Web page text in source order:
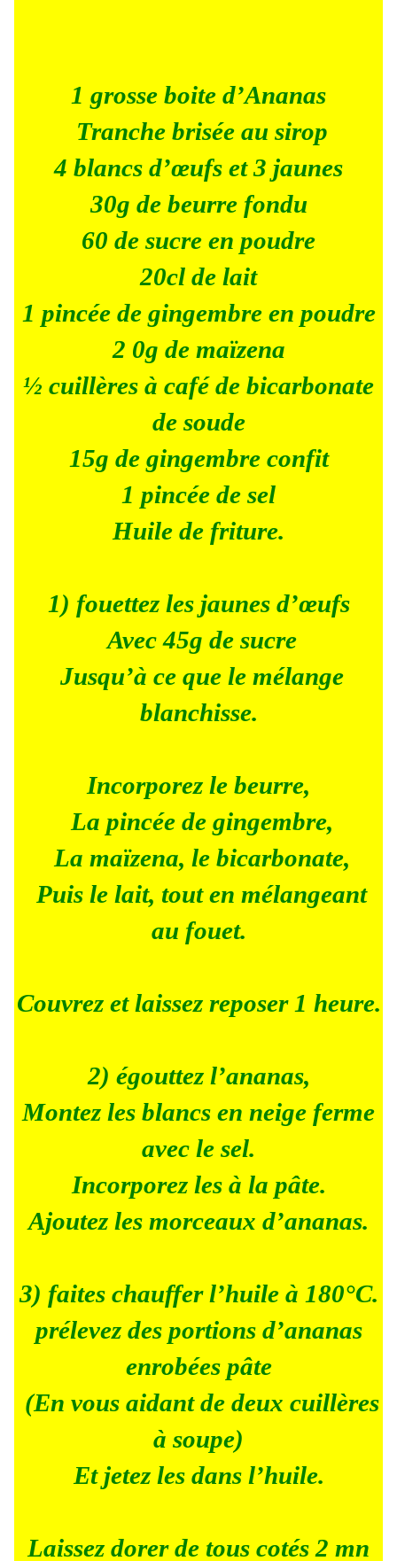
1 grosse boite d’Ananas
Tranche brisée au sirop
4 blancs d’œufs et 3 jaunes
30g de beurre fondu
60 de sucre en poudre
20cl de lait
1 pincée de gingembre en poudre
2 0g de maïzena
½ cuillères à café de bicarbonate
de soude
15g de gingembre confit
1 pincée de sel
Huile de friture.
1) fouettez les jaunes d’œufs
Avec 45g de sucre
Jusqu’à ce que le mélange
blanchisse.
Incorporez le beurre,
La pincée de gingembre,
La maïzena, le bicarbonate,
Puis le lait, tout en mélangeant
au fouet.
Couvrez et laissez reposer 1 heure.
2) égouttez l’ananas,
Montez les blancs en neige ferme
avec le sel.
Incorporez les à la pâte.
Ajoutez les morceaux d’ananas.
3) faites chauffer l’huile à 180°C.
prélevez des portions d’ananas
enrobées pâte
(En vous aidant de deux cuillères
à soupe)
Et jetez les dans l’huile.
Laissez dorer de tous cotés 2 mn